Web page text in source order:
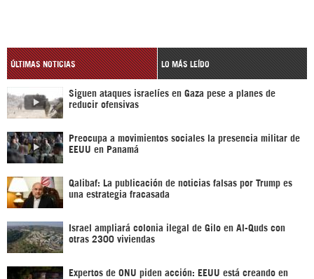
ÚLTIMAS NOTICIAS LO MÁS LEÍDO
Siguen ataques israelíes en Gaza pese a planes de
reducir ofensivas
Preocupa a movimientos sociales la presencia militar de
EEUU en Panamá
Qalibaf: La publicación de noticias falsas por Trump es
una estrategia fracasada
Israel ampliará colonia ilegal de Gilo en Al-Quds con
otras 2300 viviendas
Expertos de ONU piden acción: EEUU está creando en